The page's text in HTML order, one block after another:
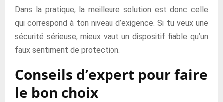
Dans la pratique, la meilleure solution est donc celle
qui correspond à ton niveau d’exigence. Si tu veux une
sécurité sérieuse, mieux vaut un dispositif fiable qu’un
faux sentiment de protection.
Conseils d’expert pour faire
le bon choix